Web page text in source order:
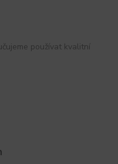
používat kvalitní